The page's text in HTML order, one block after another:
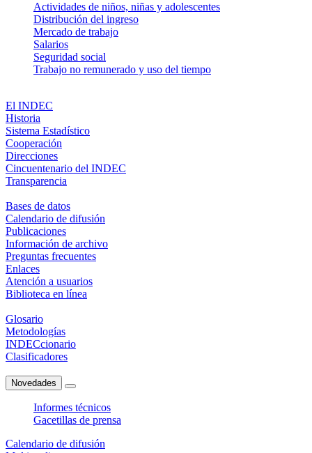
Actividades de niños, niñas y adolescentes
Distribución del ingreso
Mercado de trabajo
Salarios
Seguridad social
Trabajo no remunerado y uso del tiempo
El INDEC
Historia
Sistema Estadístico
Cooperación
Direcciones
Cincuentenario del INDEC
Transparencia
Bases de datos
Calendario de difusión
Publicaciones
Información de archivo
Preguntas frecuentes
Enlaces
Atención a usuarios
Biblioteca en línea
Glosario
Metodologías
INDECcionario
Clasificadores
Novedades
Informes técnicos
Gacetillas de prensa
Calendario de difusión